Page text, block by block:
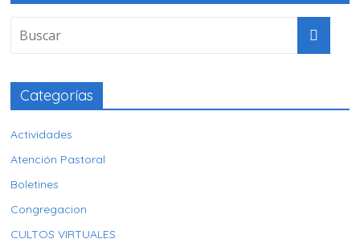
Categorías
Actividades
Atención Pastoral
Boletines
Congregacion
CULTOS VIRTUALES